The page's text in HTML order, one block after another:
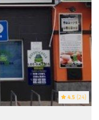
4.5 (24)